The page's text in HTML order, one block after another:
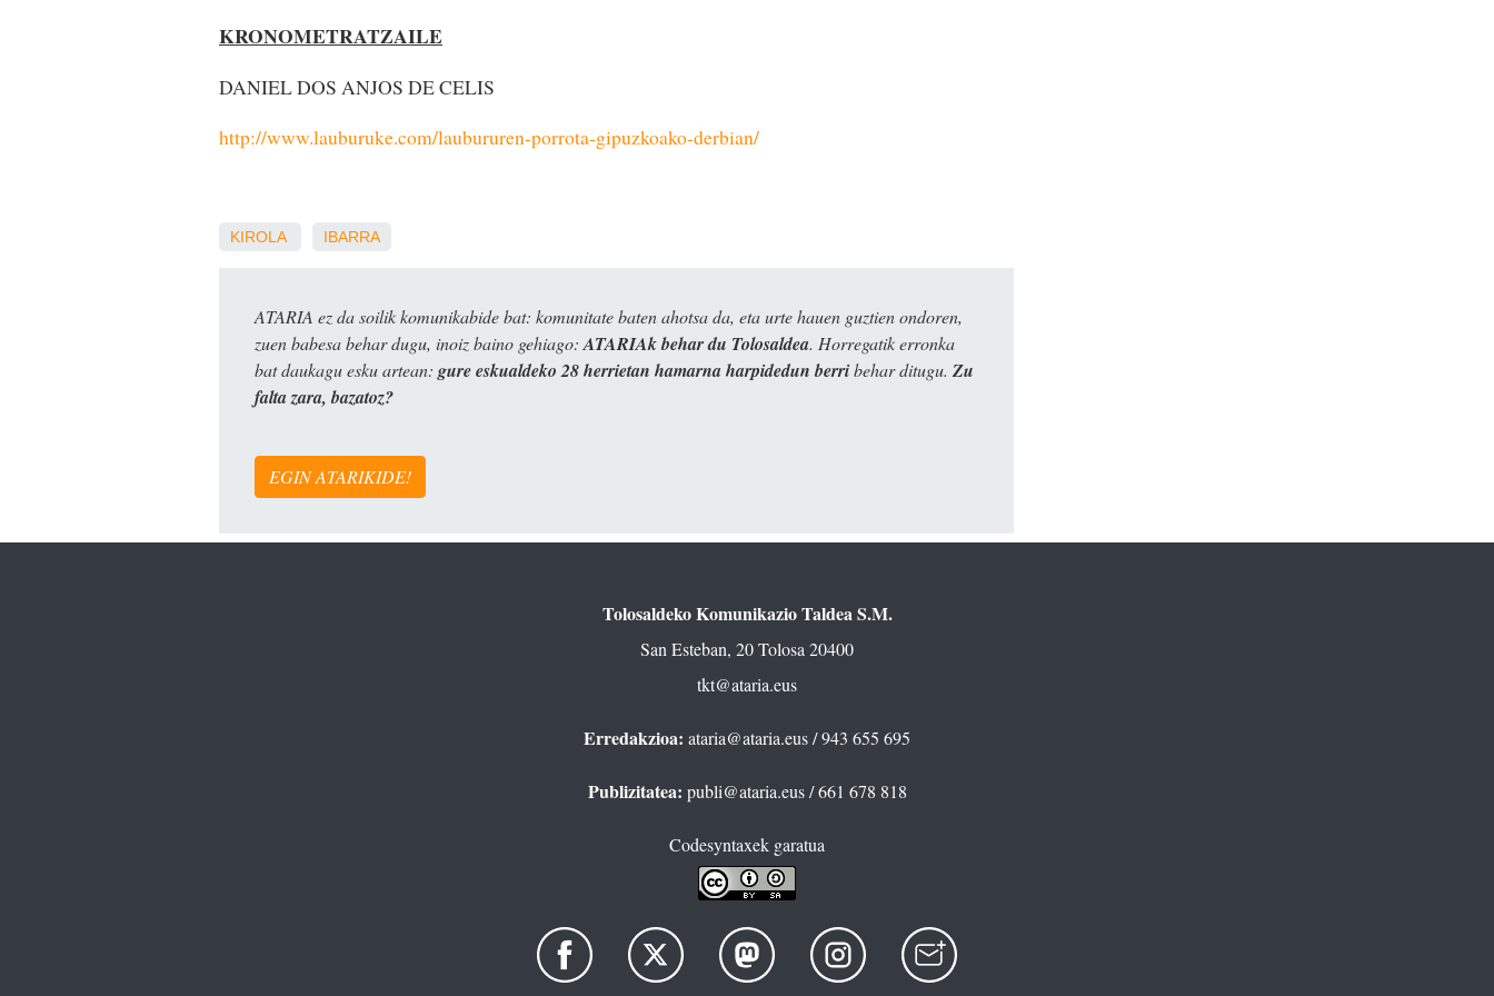
KRONOMETRATZAILE
DANIEL DOS ANJOS DE CELIS
http://www.lauburuke.com/laubururen-porrota-gipuzkoako-derbian/
KIROLA IBARRA
ATARIA ez da soilik komunikabide bat: komunitate baten ahotsa da, eta urte hauen guztien ondoren,
zuen babesa behar dugu, inoiz baino gehiago: ATARIAk behar du Tolosaldea. Horregatik erronka
bat daukagu esku artean: gure eskualdeko 28 herrietan hamarna harpidedun berribehar ditugu. Zu
falta zara, bazatoz?
EGIN ATARIKIDE!
Tolosaldeko Komunikazio Taldea S.M.
San Esteban, 20 Tolosa 20400
tkt@ataria.eus
Erredakzioa: ataria@ataria.eus/ 943 655 695
Publizitatea: publi@ataria.eus/ 661 678 818
Codesyntaxek garatua